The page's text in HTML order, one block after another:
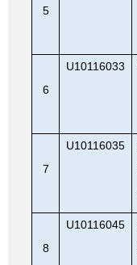
5
6
U10116033
7
U10116035
8
U10116045